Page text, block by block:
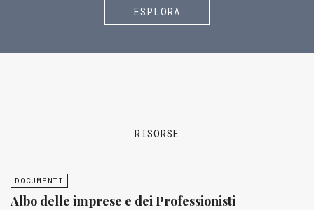
ESPLORA
RISORSE
DOCUMENTI
Albo delle imprese e dei Professionisti